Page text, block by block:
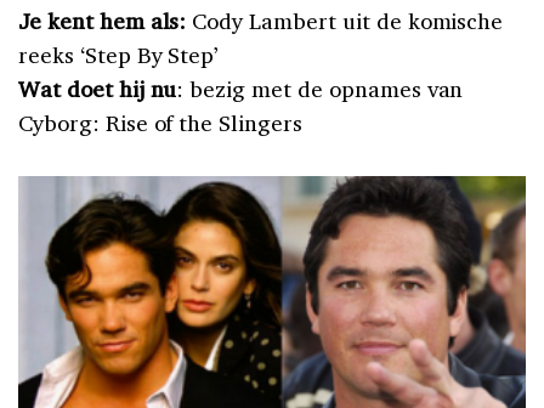
Je kent hem als: Cody Lambert uit de komische
reeks ‘Step By Step’
Wat doet hij nu: bezig met de opnames van
Cyborg: Rise of the Slingers